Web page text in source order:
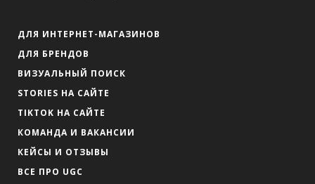
ДЛЯ ИНТЕРНЕТ-МАГАЗИНОВ
ДЛЯ БРЕНДОВ
ВИЗУАЛЬНЫЙ ПОИСК
STORIES НА САЙТЕ
TIKTOK НА САЙТЕ
КОМАНДА И ВАКАНСИИ
КЕЙСЫ И ОТЗЫВЫ
ВСЕ ПРО UGC